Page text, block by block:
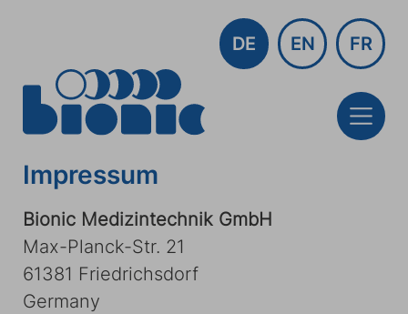
DE EN FR
Impressum
Bionic Medizintechnik GmbH
Max-Planck-Str. 21
61381 Friedrichsdorf
Germany